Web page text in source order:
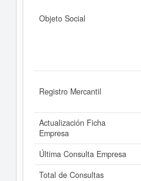
Objeto Social
Registro Mercantil
Actualización Ficha
Empresa
Última Consulta Empresa
Total de Consultas